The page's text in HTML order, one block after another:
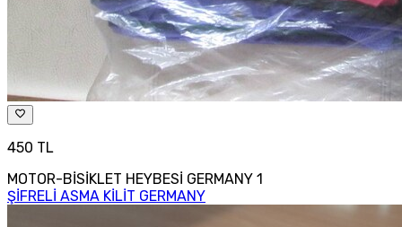
450 TL
MOTOR-BİSİKLET HEYBESİ GERMANY 1
ŞİFRELİ ASMA KİLİT GERMANY